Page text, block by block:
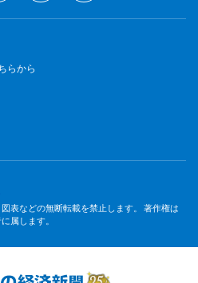
らから
表などの無断転載を禁止します。 著作権は
属します。